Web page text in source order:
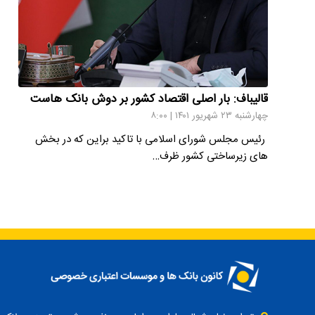
قالیباف: بار اصلی اقتصاد کشور بر دوش بانک هاست
چهارشنبه ۲۳ شهریور ۱۴۰۱ | ۸:۰۰
رئیس مجلس شورای اسلامی با تاکید براین که در بخش
های زیرساختی کشور ظرف…